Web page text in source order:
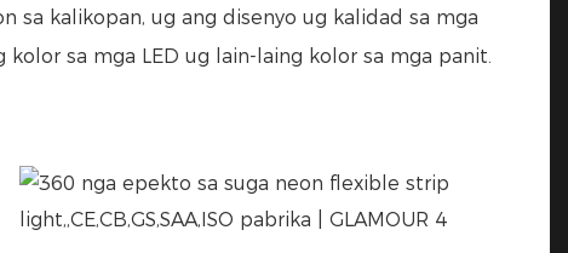
sa kalikopan, ug ang disenyo ug kalidad sa mga
sa mga LED ug lain-laing kolor sa mga panit.